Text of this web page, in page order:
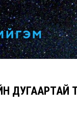
ДУГААРТАЙ